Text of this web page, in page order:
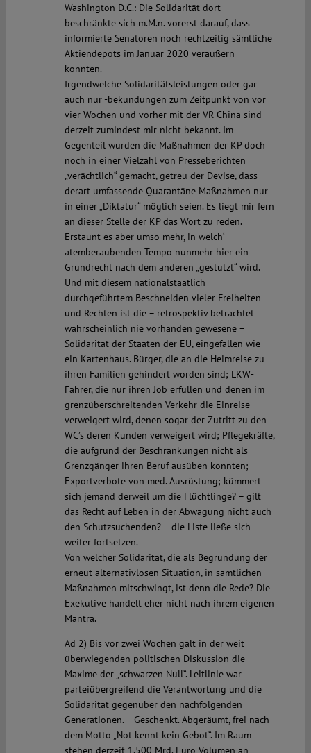
Washington D.C.: Die Solidarität dort
beschränkte sich m.M.n. vorerst darauf, dass
informierte Senatoren noch rechtzeitig sämtliche
Aktiendepots im Januar 2020 veräußern
konnten.
Irgendwelche Solidaritätsleistungen oder gar
auch nur -bekundungen zum Zeitpunkt von vor
vier Wochen und vorher mit der VR China sind
derzeit zumindest mir nicht bekannt. Im
Gegenteil wurden die Maßnahmen der KP doch
noch in einer Vielzahl von Presseberichten
„verächtlich“ gemacht, getreu der Devise, dass
derart umfassende Quarantäne Maßnahmen nur
in einer „Diktatur“ möglich seien. Es liegt mir fern
an dieser Stelle der KP das Wort zu reden.
Erstaunt es aber umso mehr, in welch‘
atemberaubenden Tempo nunmehr hier ein
Grundrecht nach dem anderen „gestutzt“ wird.
Und mit diesem nationalstaatlich
durchgeführtem Beschneiden vieler Freiheiten
und Rechten ist die – retrospektiv betrachtet
wahrscheinlich nie vorhanden gewesene –
Solidarität der Staaten der EU, eingefallen wie
ein Kartenhaus. Bürger, die an die Heimreise zu
ihren Familien gehindert worden sind; LKW-
Fahrer, die nur ihren Job erfüllen und denen im
grenzüberschreitenden Verkehr die Einreise
verweigert wird, denen sogar der Zutritt zu den
WC’s deren Kunden verweigert wird; Pflegekräfte,
die aufgrund der Beschränkungen nicht als
Grenzgänger ihren Beruf ausüben konnten;
Exportverbote von med. Ausrüstung; kümmert
sich jemand derweil um die Flüchtlinge? – gilt
das Recht auf Leben in der Abwägung nicht auch
den Schutzsuchenden? – die Liste ließe sich
weiter fortsetzen.
Von welcher Solidarität, die als Begründung der
erneut alternativlosen Situation, in sämtlichen
Maßnahmen mitschwingt, ist denn die Rede? Die
Exekutive handelt eher nicht nach ihrem eigenen
Mantra.
Ad 2) Bis vor zwei Wochen galt in der weit
überwiegenden politischen Diskussion die
Maxime der „schwarzen Null“. Leitlinie war
parteiübergreifend die Verantwortung und die
Solidarität gegenüber den nachfolgenden
Generationen. – Geschenkt. Abgeräumt, frei nach
dem Motto „Not kennt kein Gebot“. Im Raum
stehen derzeit 1.500 Mrd. Euro Volumen an